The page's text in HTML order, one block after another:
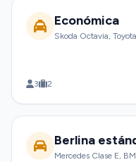
Económica
Skoda Octavia,
3 2
Berlina
Mercedes Clase E,